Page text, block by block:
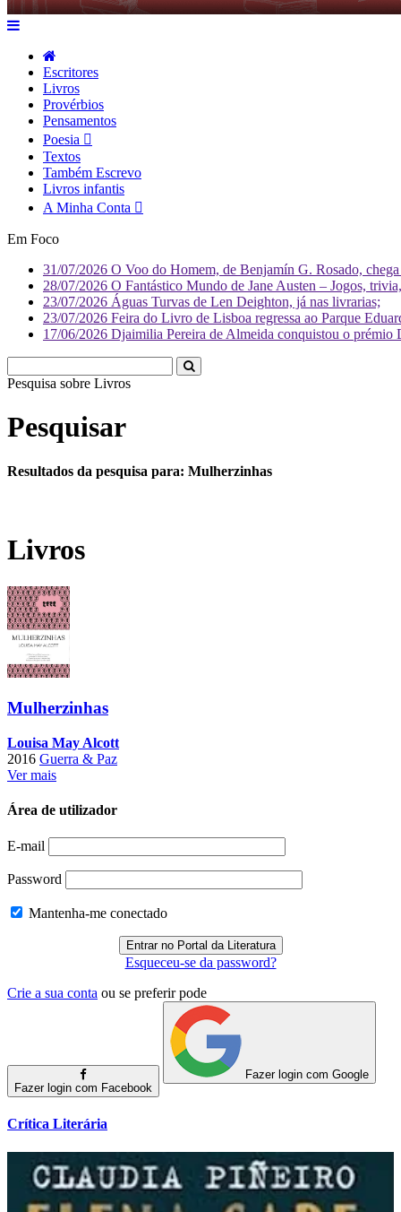
Escritores
Livros
Provérbios
Pensamentos
Poesia
Textos
Também Escrevo
Livros infantis
A Minha Conta
Em Foco
31/07/2026 O Voo do Homem, de Benjamín G. Rosado,
28/07/2026 O Fantástico Mundo de Jane Austen – Jogos,
23/07/2026 Águas Turvas de Len Deighton, já nas livrarias;
23/07/2026 Feira do Livro de Lisboa regressa ao Parque
17/06/2026 Djaimilia Pereira de Almeida conquistou o
Pesquisa sobre Liv
Pesquisar
Resultados da pesquisa para: Mulherzinhas
Livros
Mulherzinhas
Louisa May Alcott
2016 Guerra & Paz
Ver mais
Área de utilizador
E-mail
Password
Mantenha-me conectado
Esqueceu-se da password?
Crie a sua conta ou se preferir pode
Fazer login com Facebook
Fazer login com Google
Crítica Literária